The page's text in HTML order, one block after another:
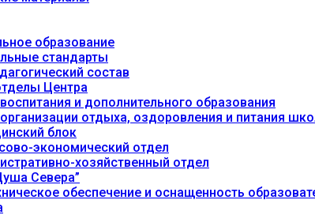
образование
стандарты
состав
Центра
и дополнительного образования
отдыха, оздоровления и питания
блок
экономический отдел
хозяйственный отдел
Севера”
обеспечение и оснащенность